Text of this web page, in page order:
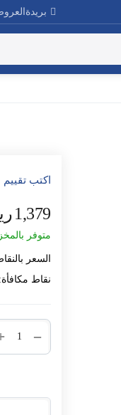
بريدة
اكتب تقييم
1,379
متوفر
السعر
نقاط مكافأة:
−